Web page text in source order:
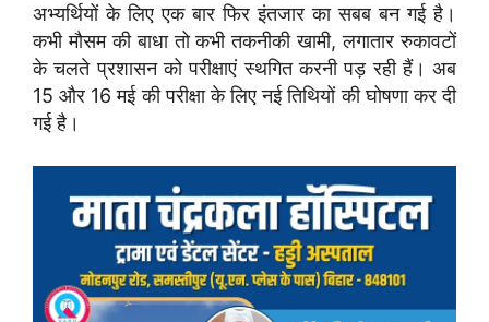
अभ्यर्थियोंकेलिएएकबारफिरइंतजारकासबबबनगईहै।
कभीमौसमकीबाधातोकभीतकनीकीखामी,लगाताररुकावटों
केचलतेप्रशासनकोपरीक्षाएंस्थगितकरनीपड़रहीहैं।अब
15और 16मईकीपरीक्षाकेलिएनईतिथियोंकीघोषणाकरदी
गईहै।